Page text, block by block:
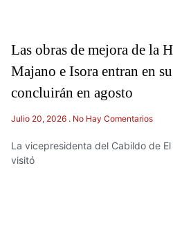
Las obras de mejora de la
Majano e Isora entran en
concluirán en agosto
Julio 20, 2026 No Hay Comentarios
La vicepresidenta del Cabildo de
visitó